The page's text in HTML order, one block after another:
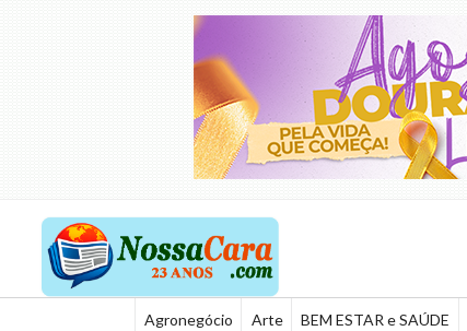
Agronegócio Arte BEM ESTAR e SAÚDE